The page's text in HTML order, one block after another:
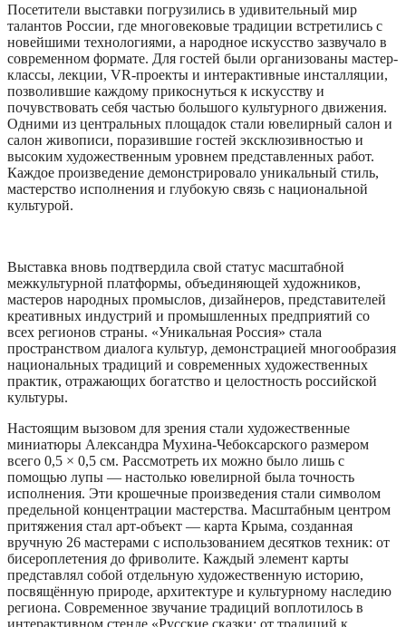
Посетители выставки погрузились в удивительный мир
талантов России, где многовековые традиции встретились с
новейшими технологиями, а народное искусство зазвучало в
современном формате. Для гостей были организованы мастер-
классы, лекции, VR-проекты и интерактивные инсталляции,
позволившие каждому прикоснуться к искусству и
почувствовать себя частью большого культурного движения.
Одними из центральных площадок стали ювелирный салон и
салон живописи, поразившие гостей эксклюзивностью и
высоким художественным уровнем представленных работ.
Каждое произведение демонстрировало уникальный стиль,
мастерство исполнения и глубокую связь с национальной
культурой.
Выставка вновь подтвердила свой статус масштабной
межкультурной платформы, объединяющей художников,
мастеров народных промыслов, дизайнеров, представителей
креативных индустрий и промышленных предприятий со
всех регионов страны. «Уникальная Россия» стала
пространством диалога культур, демонстрацией многообразия
национальных традиций и современных художественных
практик, отражающих богатство и целостность российской
культуры.
Настоящим вызовом для зрения стали художественные
миниатюры Александра Мухина-Чебоксарского размером
всего 0,5 × 0,5 см. Рассмотреть их можно было лишь с
помощью лупы — настолько ювелирной была точность
исполнения. Эти крошечные произведения стали символом
предельной концентрации мастерства. Масштабным центром
притяжения стал арт-объект — карта Крыма, созданная
вручную 26 мастерами с использованием десятков техник: от
бисероплетения до фриволите. Каждый элемент карты
представлял собой отдельную художественную историю,
посвящённую природе, архитектуре и культурному наследию
региона. Современное звучание традиций воплотилось в
интерактивном стенде «Русские сказки: от традиций к